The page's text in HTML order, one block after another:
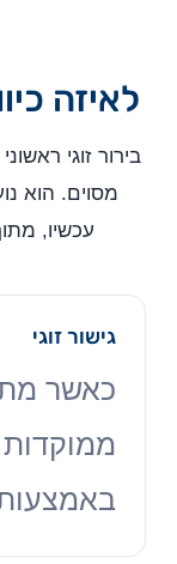
לאיזה
בירור זוגי
מסוים. הוא
עכשיו,
גישור זוגי
כאשר